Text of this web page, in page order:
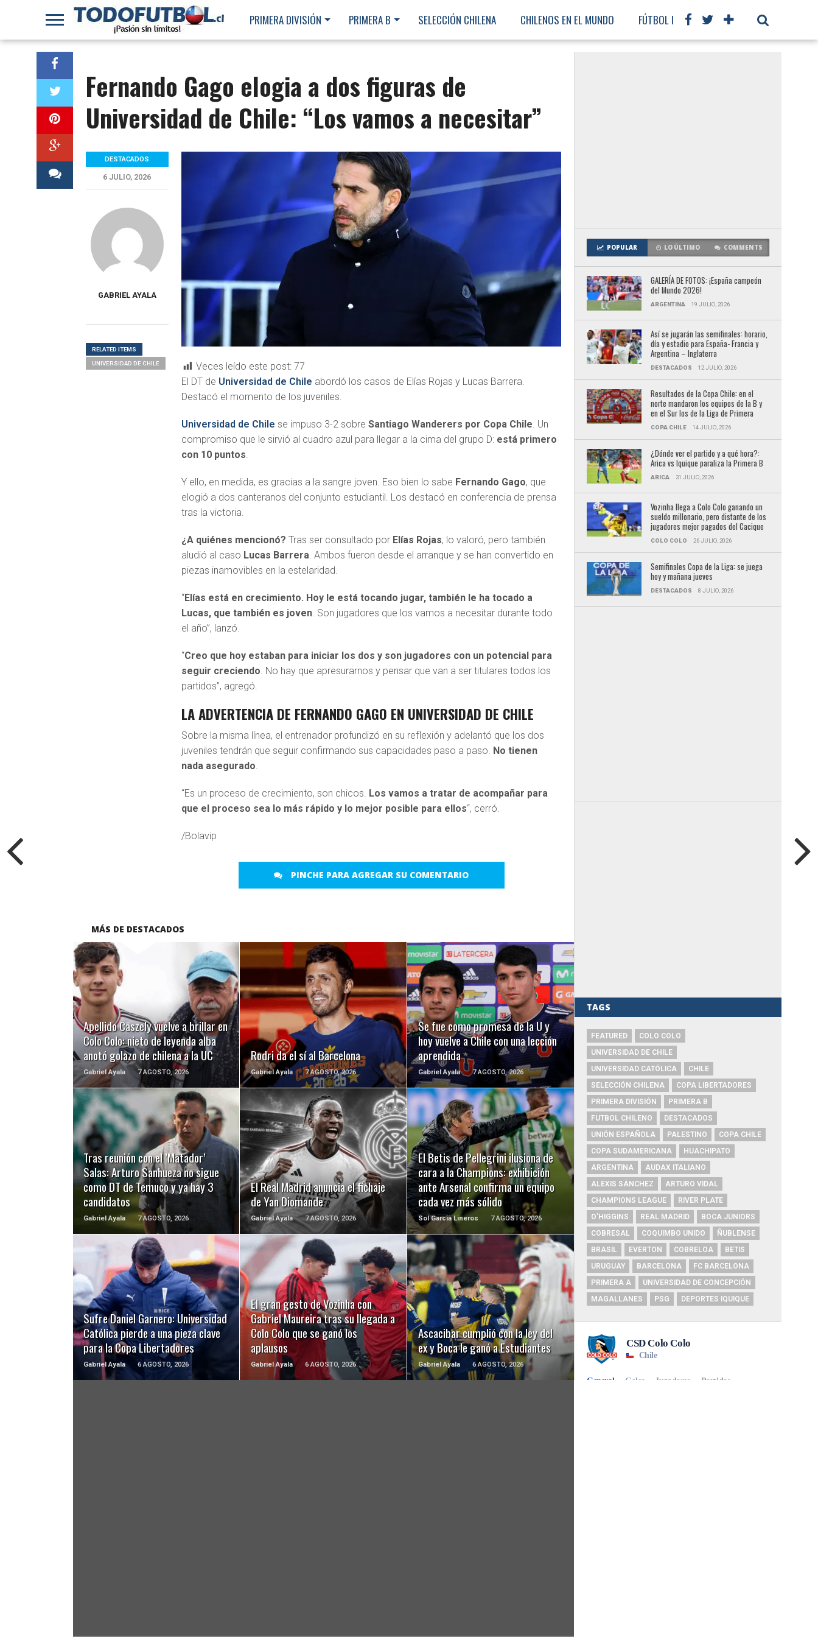
PRIMERA DIVISIÓN PRIMERA B SELECCIÓN CHILENA CHILENOS EN EL MUNDO FÚTBOL INTERNACIONAL
Fernando Gago elogia a dos figuras de
Universidad de Chile: “Los vamos a necesitar”
Veces leído este post: 77
El DT de Universidad de Chile abordó los casos de Elías Rojas y Lucas Barrera.
Destacó el momento de los juveniles.
Universidad de Chile se impuso 3-2 sobreSantiago Wanderers por Copa Chile . Un
compromiso que le sirvió al cuadro azul para llegar a la cima del grupo D: está primero
con 10 puntos
Y ello, en medida, es gracias a la sangre joven. Eso bien lo sabe Fernando Gago, que
elogió a dos canteranos del conjunto estudiantil. Los destacó en conferencia de prensa
tras la victoria.
¿A quiénes mencionó? Tras ser consultado por Elías Rojas, lo valoró, pero también
aludió al caso Lucas Barrera . Ambos fueron desde el arranque y se han convertido en
piezas inamovibles en la estelaridad.
“Elías está en crecimiento. Hoy le está tocando jugar, también le ha tocado a
Lucas, que también es joven . Son jugadores que los vamos a necesitar durante todo
el año”, lanzó.
“Creo que hoy estaban para iniciar los dos y son jugadores con un potencial para
seguir creciendo . No hay que apresurarnos y pensar que van a ser titulares todos los
partidos”, agregó.
LA ADVERTENCIA DE FERNANDO GAGO EN UNIVERSIDAD DE CHILE
Sobre la misma línea, el entrenador profundizó en su reflexión y adelantó que los dos
juveniles tendrán que seguir confirmando sus capacidades paso a paso. No tienen
nada asegurado
“Es un proceso de crecimiento, son chicos. Los vamos a tratar de acompañar para
que el proceso sea lo más rápido y lo mejor posible para ellos“, cerró.
/Bolavip
PINCHE PARA AGREGAR SU COMENTARIO
DESTACADOS
6 JULIO, 2026
GABRIEL AYALA
RELATED ITEMS
UNIVERSIDAD DE CHILE
MÁS DE DESTACADOS
Apellido Caszely vuelve a brillar en
Colo Colo: nieto de leyenda alba
anotó golazo de chilena a la UC
Gabriel Ayala 7 AGOSTO, 2026
LEER MÁS
Rodri da el sí al Barcelona
Gabriel Ayala 7 AGOSTO, 2026
LEER MÁS
Se fue como promesa de la U y
hoy vuelve a Chile con una lección
aprendida
Gabriel Ayala 7 AGOSTO, 2026
LEER MÁS
Tras reunión con el ’Matador’
Salas: Arturo Sanhueza no sigue
como DT de Temuco y ya hay 3
candidatos
Gabriel Ayala 7 AGOSTO, 2026
LEER MÁS
El Real Madrid anuncia el fichaje
de Yan Diomande
Gabriel Ayala 7 AGOSTO, 2026
LEER MÁS
El Betis de Pellegrini ilusiona de
cara a la Champions: exhibición
ante Arsenal confirma un equipo
cada vez más sólido
Sol Garcia Lineros 7 AGOSTO, 2026
LEER MÁS
Sufre Daniel Garnero: Universidad
Católica pierde a una pieza clave
para la Copa Libertadores
Gabriel Ayala 6 AGOSTO, 2026
LEER MÁS
El gran gesto de Vozinha con
Gabriel Maureira tras su llegada a
Colo Colo que se ganó los
aplausos
Gabriel Ayala 6 AGOSTO, 2026
LEER MÁS
Ascacibar cumplió con la ley del
ex y Boca le ganó a Estudiantes
Gabriel Ayala 6 AGOSTO, 2026
LEER MÁS
POPULAR LO ÚLTIMO COMMENTS
GALERÍA DE FOTOS: ¡España campeón
del Mundo 2026!
ARGENTINA 19 JULIO, 2026
Así se jugarán las semifinales: horario,
día y estadio para España- Francia y
Argentina – Inglaterra
DESTACADOS 12 JULIO, 2026
Resultados de la Copa Chile: en el
norte mandaron los equipos de la B y
en el Sur los de la Liga de Primera
COPA CHILE 14 JULIO, 2026
¿Dónde ver el partido y a qué hora?:
Arica vs Iquique paraliza la Primera B
ARICA 31 JULIO, 2026
Vozinha llega a Colo Colo ganando un
sueldo millonario, pero distante de los
jugadores mejor pagados del Cacique
COLO COLO 26 JULIO, 2026
Semifinales Copa de la Liga: se juega
hoy y mañana jueves
DESTACADOS 8 JULIO, 2026
TAGS
FEATURED
COLO COLO
UNIVERSIDAD DE CHILE
UNIVERSIDAD CATÓLICA
CHILE
SELECCIÓN CHILENA
COPA LIBERTADORES
PRIMERA DIVISIÓN
PRIMERA B
FUTBOL CHILENO
DESTACADOS
UNIÓN ESPAÑOLA
PALESTINO
COPA CHILE
COPA SUDAMERICANA
HUACHIPATO
ARGENTINA
AUDAX ITALIANO
ALEXIS SÁNCHEZ
ARTURO VIDAL
CHAMPIONS LEAGUE
RIVER PLATE
O'HIGGINS
REAL MADRID
BOCA JUNIORS
COBRESAL
COQUIMBO UNIDO
ÑUBLENSE
BRASIL
EVERTON COBRELOA
BETIS
URUGUAY
BARCELONA
FC BARCELONA
PRIMERA A
UNIVERSIDAD DE CONCEPCIÓN
MAGALLANES
PSG DEPORTES IQUIQUE